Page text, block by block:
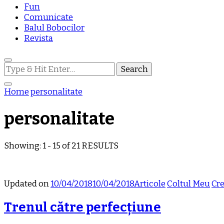
Fun
Comunicate
Balul Bobocilor
Revista
Looking
for
Something?
Homepersonalitate
personalitate
Showing: 1 - 15 of 21 RESULTS
Updated on10/04/201810/04/2018ArticoleColtul Meu
Trenul către perfecțiune